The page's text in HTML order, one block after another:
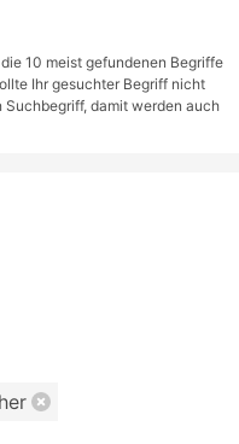
10 meist gefundenen Begriffe
Ihr gesuchter Begriff nicht
damit werden auch